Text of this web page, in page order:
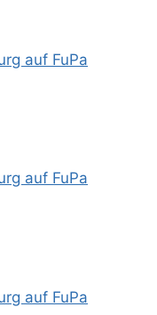
auf FuPa
auf FuPa
auf FuPa